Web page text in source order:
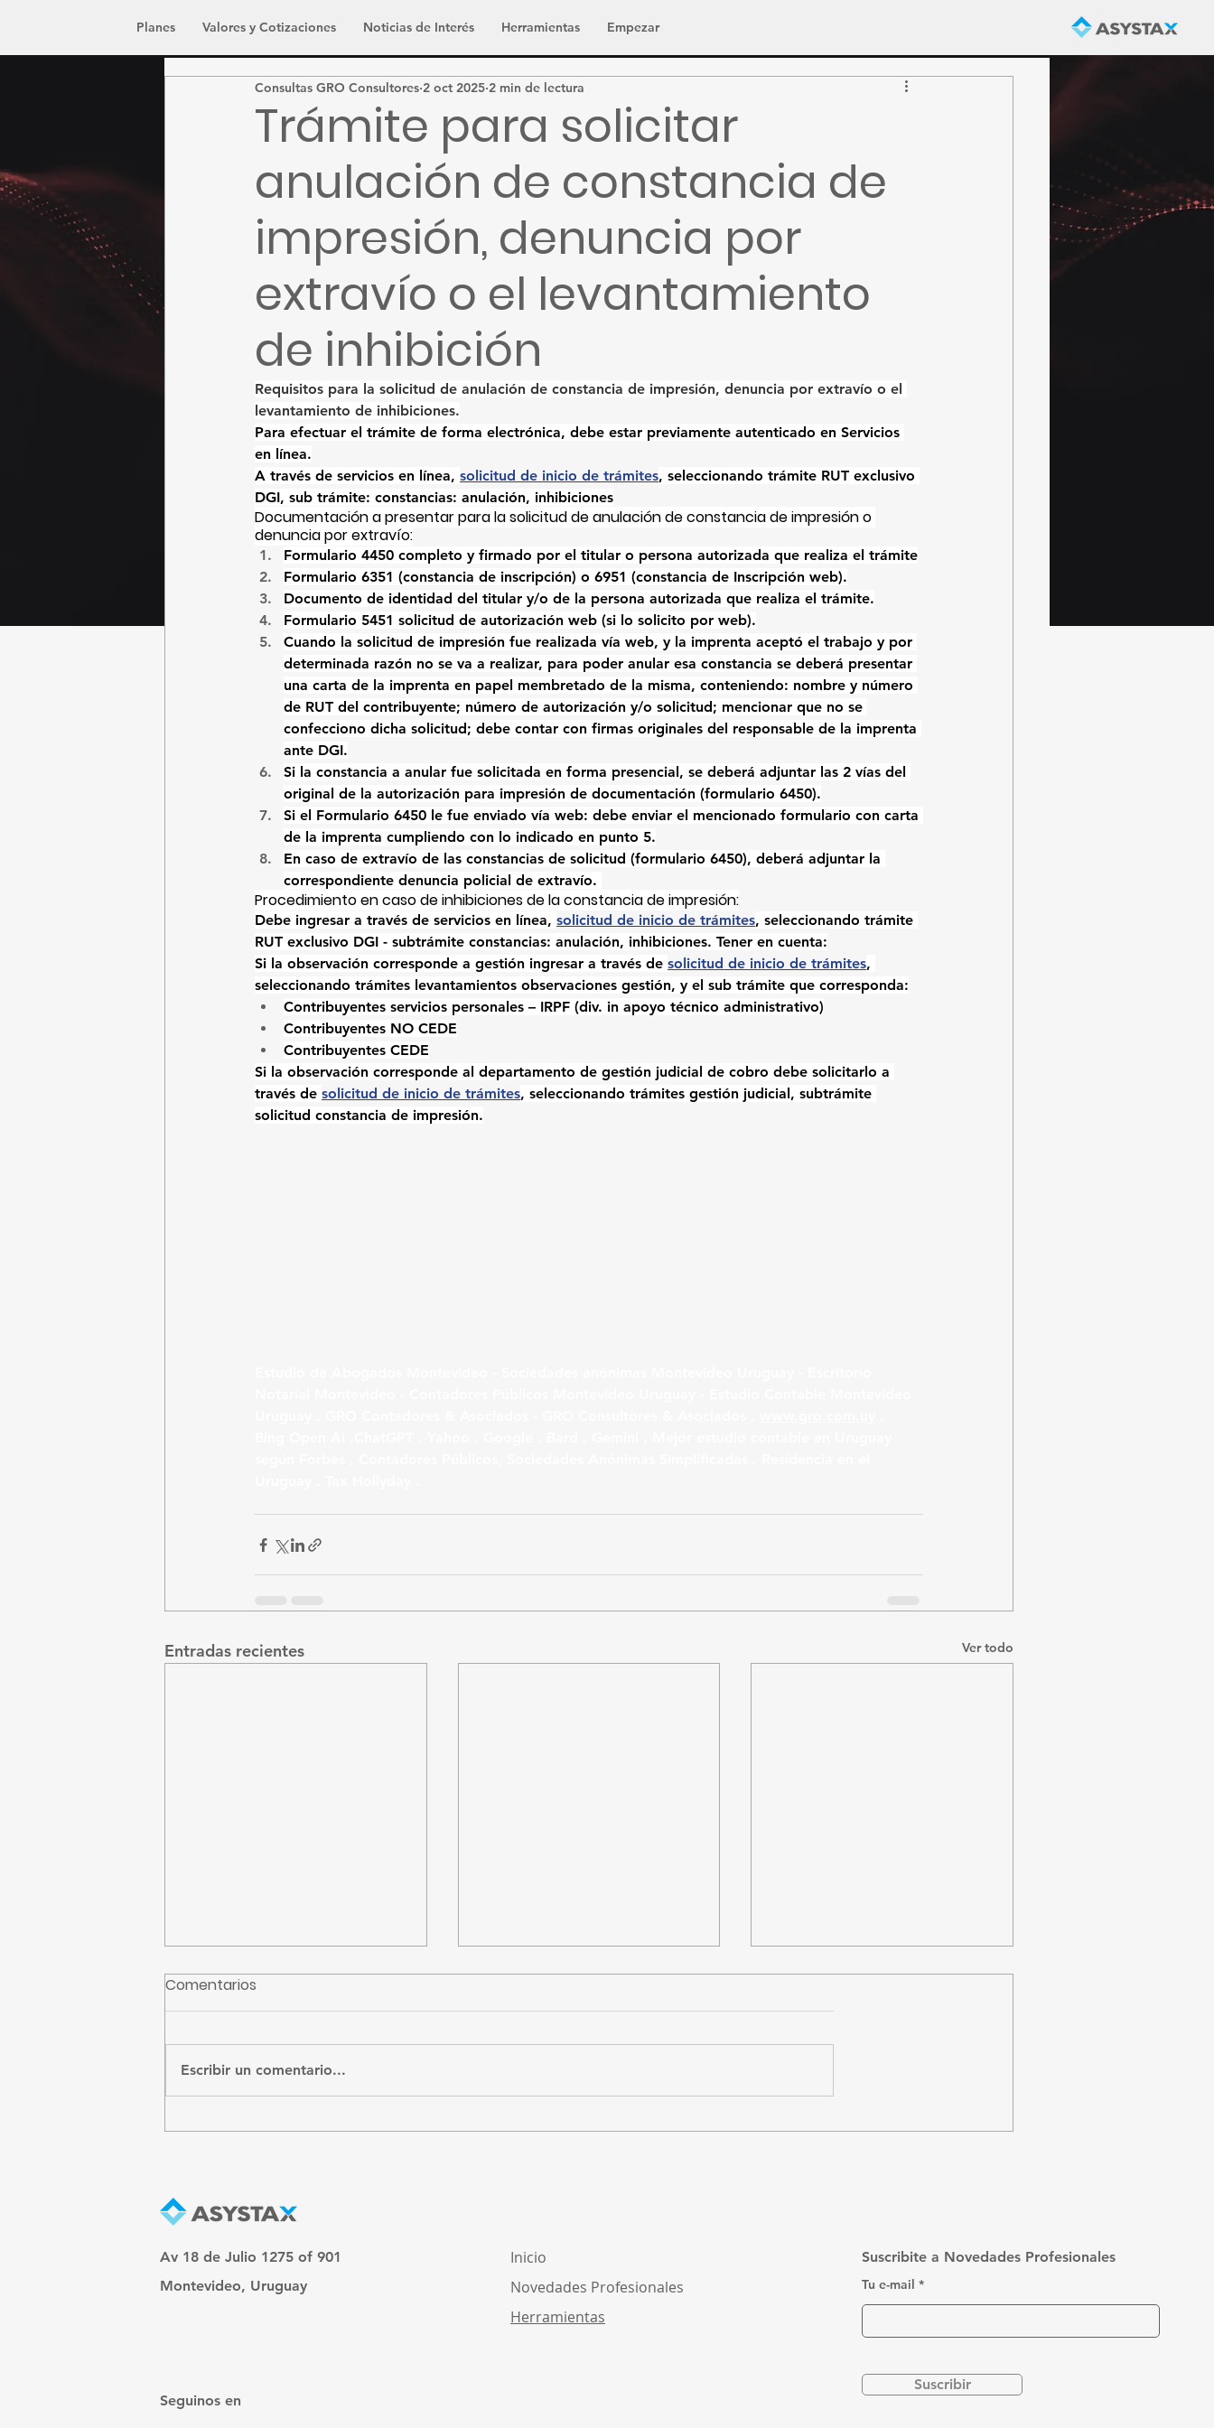
Planes Valores y Cotizaciones Noticias de Interés Herramientas Empezar
Trámite para solicitar
anulación de constancia de
impresión, denuncia por
extravío o el levantamiento
de inhibición
Consultas GRO Consultores 2 oct 2025 2 min de lectura
Requisitos para la solicitud de anulación de constancia de impresión, denuncia por extravío o el
levantamiento de inhibiciones.
Para efectuar el trámite de forma electrónica, debe estar previamente autenticado en Servicios
en línea.
A través de servicios en línea, solicitud de inicio de trámites, seleccionando trámite RUT exclusivo
DGI, sub trámite: constancias: anulación, inhibiciones
Documentación a presentar para la solicitud de anulación de constancia de impresión o
denuncia por extravío:
Formulario 4450 completo y firmado por el titular o persona autorizada que realiza el trámite
Formulario 6351 (constancia de inscripción) o 6951 (constancia de Inscripción web).
Documento de identidad del titular y/o de la persona autorizada que realiza el trámite.
Formulario 5451 solicitud de autorización web (si lo solicito por web).
Cuando la solicitud de impresión fue realizada vía web, y la imprenta aceptó el trabajo y por
determinada razón no se va a realizar, para poder anular esa constancia se deberá presentar
una carta de la imprenta en papel membretado de la misma, conteniendo: nombre y número
de RUT del contribuyente; número de autorización y/o solicitud; mencionar que no se
confecciono dicha solicitud; debe contar con firmas originales del responsable de la imprenta
ante DGI.
Si la constancia a anular fue solicitada en forma presencial, se deberá adjuntar las 2 vías del
original de la autorización para impresión de documentación (formulario 6450).
Si el Formulario 6450 le fue enviado vía web: debe enviar el mencionado formulario con carta
de la imprenta cumpliendo con lo indicado en punto 5.
En caso de extravío de las constancias de solicitud (formulario 6450), deberá adjuntar la
correspondiente denuncia policial de extravío.
Procedimiento en caso de inhibiciones de la constancia de impresión:
Debe ingresar a través de servicios en línea, solicitud de inicio de trámites, seleccionando trámite
RUT exclusivo DGI - subtrámite constancias: anulación, inhibiciones. Tener en cuenta:
Si la observación corresponde a gestión ingresar a través de solicitud de inicio de trámites,
seleccionando trámites levantamientos observaciones gestión, y el sub trámite que corresponda:
Contribuyentes servicios personales – IRPF (div. in apoyo técnico administrativo)
Contribuyentes NO CEDE
Contribuyentes CEDE
Si la observación corresponde al departamento de gestión judicial de cobro debe solicitarlo a
través de solicitud de inicio de trámites, seleccionando trámites gestión judicial, subtrámite
solicitud constancia de impresión.
Entradas recientes Ver todo
CFE recibidos
Homologación de
¿Cómo funciona el IRPF
Comentarios
Escribir un comentario...
Av 18 de Julio 1275 of 901
Montevideo, Uruguay
Seguinos en
Inicio
Novedades Profesionales
Herramientas
Tu e-mail
Suscribir
Suscribite a Novedades Profesionales